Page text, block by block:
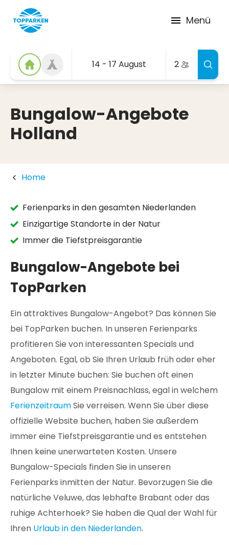
Menü
14 - 17 August 2
Bungalow-Angebote
Holland
Home
Ferienparks in den gesamten Niederlanden
Einzigartige Standorte in der Natur
Immer die Tiefstpreisgarantie
Bungalow-Angebote bei
TopParken
Ein attraktives Bungalow-Angebot? Das können Sie
bei TopParken buchen. In unseren Ferienparks
profitieren Sie von interessanten Specials und
Angeboten. Egal, ob Sie Ihren Urlaub früh oder eher
in letzter Minute buchen: Sie buchen oft einen
Bungalow mit einem Preisnachlass, egal in welchem
FerienzeitraumSie verreisen. Wenn Sie über diese
offizielle Website buchen, haben Sie außerdem
immer eine Tiefstpreisgarantie und es entstehen
Ihnen keine unerwarteten Kosten. Unsere
Bungalow-Specials finden Sie in unseren
Ferienparks inmitten der Natur. Bevorzugen Sie die
natürliche Veluwe, das lebhafte Brabant oder das
ruhige Achterhoek? Sie haben die Qual der Wahl für
Ihren Urlaub in den Niederlanden.